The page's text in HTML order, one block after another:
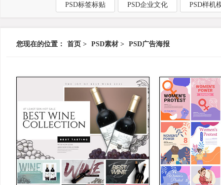
PSD标签标贴 PSD企业文化 PSD样机
您现在的位置： 首页 > PSD素材 > PSD广告海报